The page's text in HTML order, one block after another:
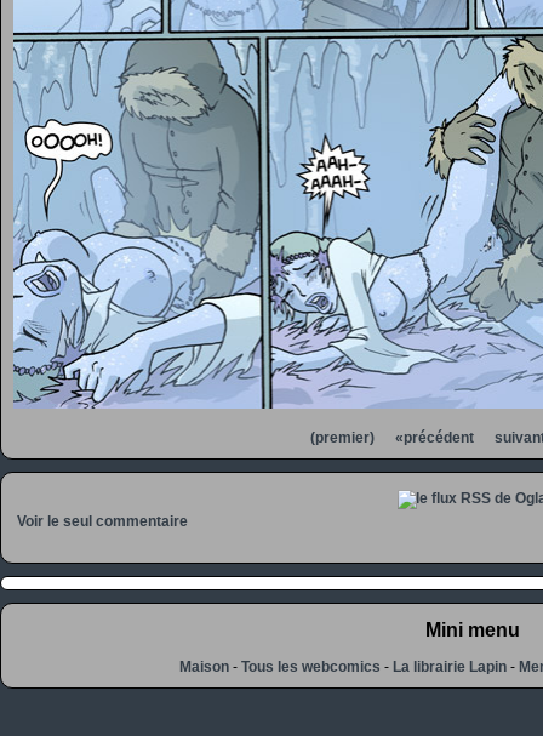
(premier) «précédent
Voir le seul commentaire
Mini menu
Maison -Tous les webcomics -La librairie Lapin -